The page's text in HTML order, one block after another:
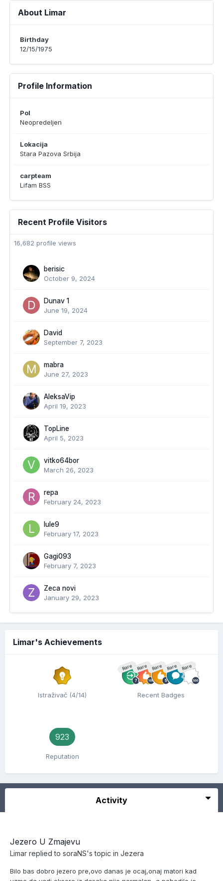
About Limar
Birthday
12/15/1975
Profile Information
Pol
Neopredeljen
Lokacija
Stara Pazova Srbija
carpteam
Lifam BSS
Recent Profile Visitors
16,682 profile views
berisic
October 9, 2024
Dunav 1
June 19, 2024
David
September 7, 2023
mabra
June 27, 2023
AleksaVip
April 19, 2023
TopLine
April 5, 2023
vitko64bor
March 26, 2023
repa
February 24, 2023
lule9
February 17, 2023
Gagi093
February 7, 2023
Zeca novi
January 29, 2023
Limar's Achievements
Istraživač (4/14)
Rare Rare Rare Rare Rare
Recent Badges
923
Reputation
Activity
Jezero U Zmajevu
Limar replied to soraNS's topic in Jezera
Bilo bas dobro jezero pre,ovo danas je ocaj,onaj matori kad